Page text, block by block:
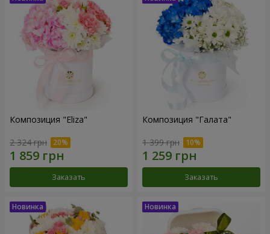
Композиция "Eliza"
2 324 грн
Заказать
Композиция "Галата"
1 399 грн
Заказать